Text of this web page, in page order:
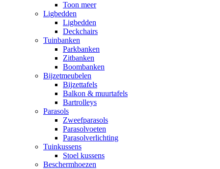
Toon meer
Ligbedden
Ligbedden
Deckchairs
Tuinbanken
Parkbanken
Zitbanken
Boombanken
Bijzetmeubelen
Bijzettafels
Balkon & muurtafels
Bartrolleys
Parasols
Zweefparasols
Parasolvoeten
Parasolverlichting
Tuinkussens
Stoel kussens
Beschermhoezen